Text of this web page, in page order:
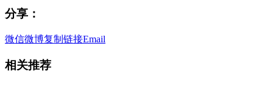
分享：
微信微博复制链接Email
相关推荐